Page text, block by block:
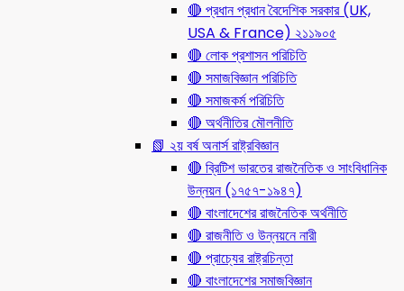
🔴 প্রধান প্রধান বৈদেশিক সরকার (UK,
USA & France) ২১১৯০৫
🔴 লোক প্রশাসন পরিচিতি
🔴 সমাজবিজ্ঞান পরিচিতি
🔴 সমাজকর্ম পরিচিতি
🔴 অর্থনীতির মৌলনীতি
📗 ২য় বর্ষ অনার্স রাষ্ট্রবিজ্ঞান
🔴 ব্রিটিশ ভারতের রাজনৈতিক ও সাংবিধানিক
উন্নয়ন (১৭৫৭-১৯৪৭)
🔴 বাংলাদেশের রাজনৈতিক অর্থনীতি
🔴 রাজনীতি ও উন্নয়নে নারী
🔴 প্রাচ্যের রাষ্ট্রচিন্তা
🔴 বাংলাদেশের সমাজবিজ্ঞান